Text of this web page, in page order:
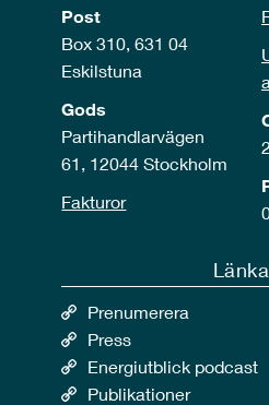
Post
Box 310, 631 04
Eskilstuna
Gods
Partihandlarvägen
61, 12044 Stockholm
Fakturor
Prenumerera
Press
Energiutblick podcast
Publikationer